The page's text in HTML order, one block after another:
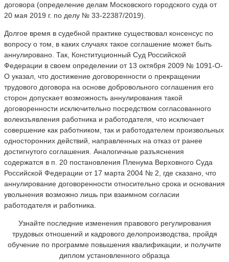
договора (определение делам Московского городского суда от
20 мая 2019 г. по делу № 33-22387/2019).
Долгое время в судебной практике существовал консенсус по
вопросу о том, в каких случаях такое соглашение может быть
аннулировано. Так, Конституционный Суд Российской
Федерации в своем определении от 13 октября 2009 № 1091-О-
О указал, что достижение договоренности о прекращении
трудового договора на основе добровольного соглашения его
сторон допускает возможность аннулирования такой
договоренности исключительно посредством согласованного
волеизъявления работника и работодателя, что исключает
совершение как работником, так и работодателем произвольных
односторонних действий, направленных на отказ от ранее
достигнутого соглашения. Аналогичные разъяснения
содержатся в п. 20 постановления Пленума Верховного Суда
Российской Федерации от 17 марта 2004 № 2, где сказано, что
аннулирование договоренности относительно срока и основания
увольнения возможно лишь при взаимном согласии
работодателя и работника.
Узнайте последние изменения правового регулирования
трудовых отношений и кадрового делопроизводства, пройдя
обучение по программе повышения квалификации, и получите
диплом установленного образца